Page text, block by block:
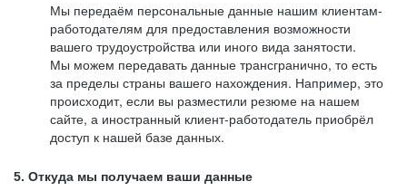
Мы передаём персональные данные нашим клиентам-
работодателям для предоставления возможности
вашего трудоустройства или иного вида занятости.
Мы можем передавать данные трансгранично, то есть
за пределы страны вашего нахождения. Например, это
происходит, если вы разместили резюме на нашем
сайте, а иностранный клиент-работодатель приобрёл
доступ к нашей базе данных.
5. Откуда мы получаем ваши данные